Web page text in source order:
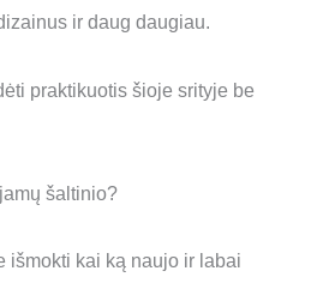
ir daug daugiau.
praktikuotis šioje srityje be
šaltinio?
išmokti kai ką naujo ir labai